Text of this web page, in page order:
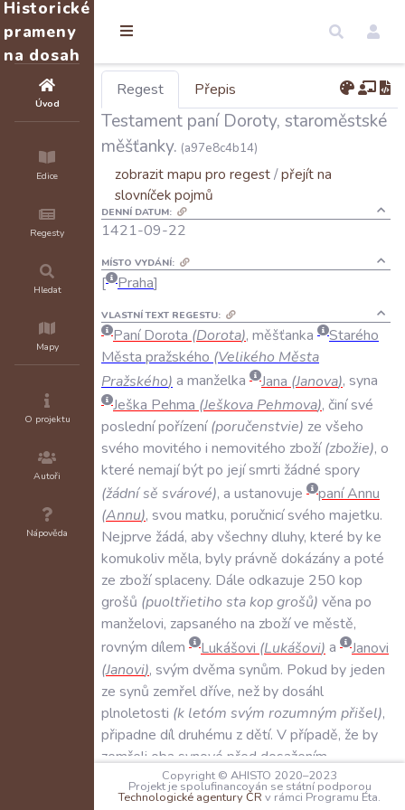
Historické
prameny
na dosah
Úvod
Edice
Regesty
Hledat
Mapy
O projektu
Autoři
Nápověda
Regest Přepis
Testament paní Doroty, staroměstské
měšťanky. (a97e8c4b14)
zobrazit mapu pro regest/přejít na
slovníček pojmů
DENNÍ DATUM:
1421-09-22
MÍSTO VYDÁNÍ:
Praha
VLASTNÍ TEXT REGESTU:
Paní Dorota (Dorota), měšťanka
Starého
Města pražského (Velikého Města
Pražského) a manželka Jana (Janova), syna
Ješka Pehma (Ješkova Pehmova), činísvé
poslednípořízení(poručenstvie) ze všeho
svého movitého i nemovitého zboží(zbožie), o
které nemajíbýtpo jejísmrti žádné spory
(žádnísě svárové), a ustanovuje paníAnnu
(Annu), svou matku, poručnicísvého majetku.
Nejprve žádá, abyvšechnydluhy, které byke
komukolivměla, bylyprávně dokázánya poté
ze zbožísplaceny. Dále odkazuje 250 kop
grošů (puoltřietiho stakopgrošů) věna po
manželovi, zapsaného na zbožíve městě,
rovným dílem Lukášovi (Lukášovi) a
Janovi
(Janovi), svým dvěma synům. Pokud by jeden
ze synů zemřeldříve, nežbydosáhl
plnoletosti (k letóm svým rozumným přišel),
připadne díldruhému zdětí. Vpřípadě, že by
zemřeliobasynovépředdosažením
plnoletosti,připadne výšeřečenýplat
své matce paní Anně.Dále darujesvé
Copyright © AHISTO 2020–2023
Projekt je spolufinancován se státní podporou
Technologické agentury ČR v rámci Programu Éta.